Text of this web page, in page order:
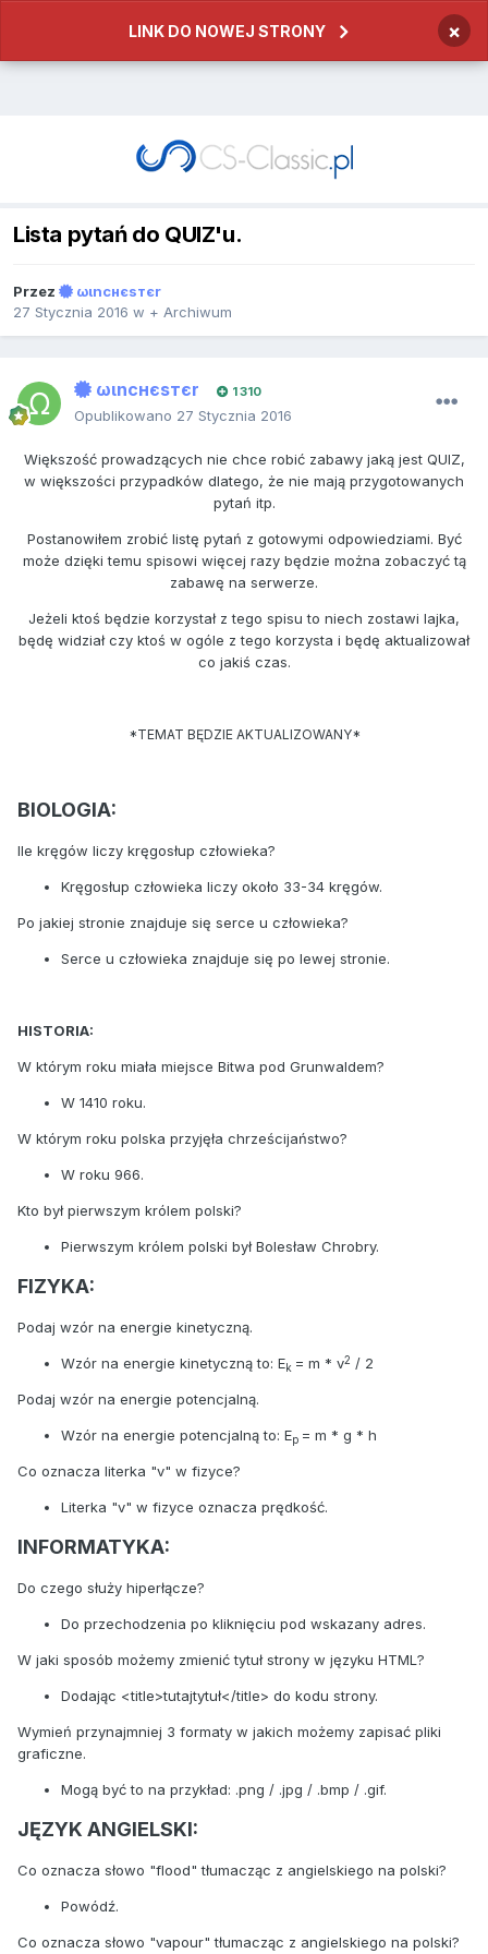
LINK DO NOWEJ STRONY ×
Lista pytań do QUIZ'u.
Przez
ωιncнєѕтєr
27 Stycznia 2016 w + Archiwum
ωιncнєѕтєr 1 310
Opublikowano 27 Stycznia 2016
Większość prowadzących nie chce robić zabawy jaką jest QUIZ,
w większości przypadków dlatego, że nie mają przygotowanych
pytań itp.
Postanowiłem zrobić listę pytań z gotowymi odpowiedziami. Być
może dzięki temu spisowi więcej razy będzie można zobaczyć tą
zabawę na serwerze.
Jeżeli ktoś będzie korzystał z tego spisu to niech zostawi lajka,
będę widział czy ktoś w ogóle z tego korzysta i będę aktualizował
co jakiś czas.
*TEMAT BĘDZIE AKTUALIZOWANY*
BIOLOGIA:
Ile kręgów liczy kręgosłup człowieka?
Kręgosłup człowieka liczy około 33-34 kręgów.
Po jakiej stronie znajduje się serce u człowieka?
Serce u człowieka znajduje się po lewej stronie.
HISTORIA:
W którym roku miała miejsce Bitwa pod Grunwaldem?
W 1410 roku.
W którym roku polska przyjęła chrześcijaństwo?
W roku 966.
Kto był pierwszym królem polski?
Pierwszym królem polski był Bolesław Chrobry.
FIZYKA:
Podaj wzór na energie kinetyczną.
Wzór na energie kinetyczną to: Ek = m * v2 / 2
Podaj wzór na energie potencjalną.
Wzór na energie potencjalną to: Ep = m * g * h
Co oznacza literka "v" w fizyce?
Literka "v" w fizyce oznacza prędkość.
INFORMATYKA:
Do czego służy hiperłącze?
Do przechodzenia po kliknięciu pod wskazany adres.
W jaki sposób możemy zmienić tytuł strony w języku HTML?
Dodając <title>tutajtytuł</title> do kodu strony.
Wymień przynajmniej 3 formaty w jakich możemy zapisać pliki
graficzne.
Mogą być to na przykład: .png / .jpg / .bmp / .gif.
JĘZYK ANGIELSKI:
Co oznacza słowo "flood" tłumacząc z angielskiego na polski?
Powódź.
Co oznacza słowo "vapour" tłumacząc z angielskiego na polski?